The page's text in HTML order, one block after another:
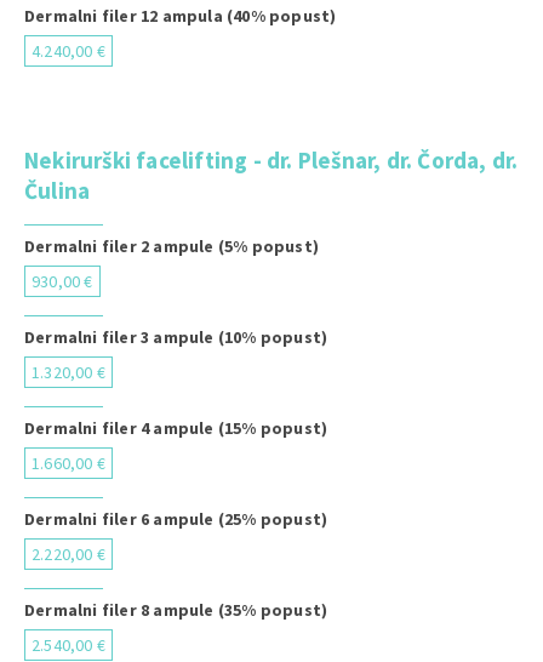
Dermalni filer 12 ampula (40% popust)
4.240,00 €
Nekirurški facelifting - dr. Plešnar, dr. Čorda, dr.
Čulina
Dermalni filer 2 ampule (5% popust)
930,00 €
Dermalni filer 3 ampule (10% popust)
1.320,00 €
Dermalni filer 4 ampule (15% popust)
1.660,00 €
Dermalni filer 6 ampule (25% popust)
2.220,00 €
Dermalni filer 8 ampule (35% popust)
2.540,00 €